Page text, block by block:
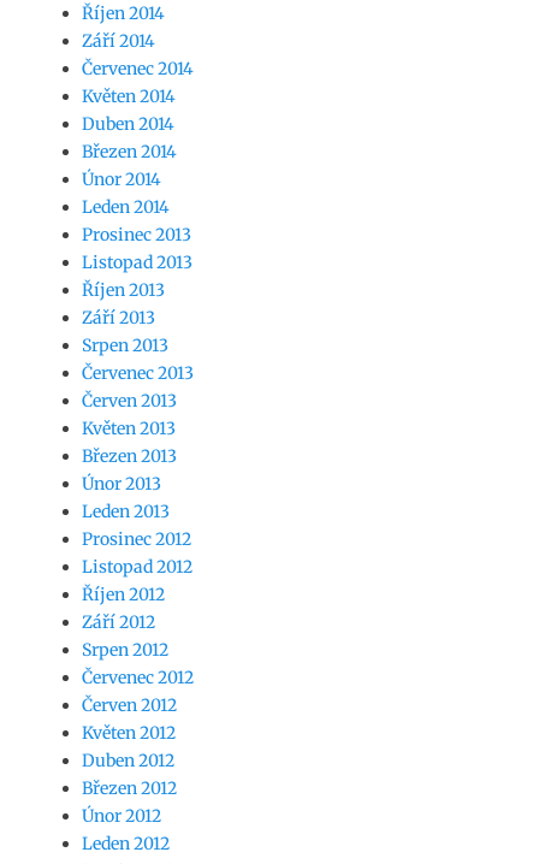
Říjen 2014
Září 2014
Červenec 2014
Květen 2014
Duben 2014
Březen 2014
Únor 2014
Leden 2014
Prosinec 2013
Listopad 2013
Říjen 2013
Září 2013
Srpen 2013
Červenec 2013
Červen 2013
Květen 2013
Březen 2013
Únor 2013
Leden 2013
Prosinec 2012
Listopad 2012
Říjen 2012
Září 2012
Srpen 2012
Červenec 2012
Červen 2012
Květen 2012
Duben 2012
Březen 2012
Únor 2012
Leden 2012